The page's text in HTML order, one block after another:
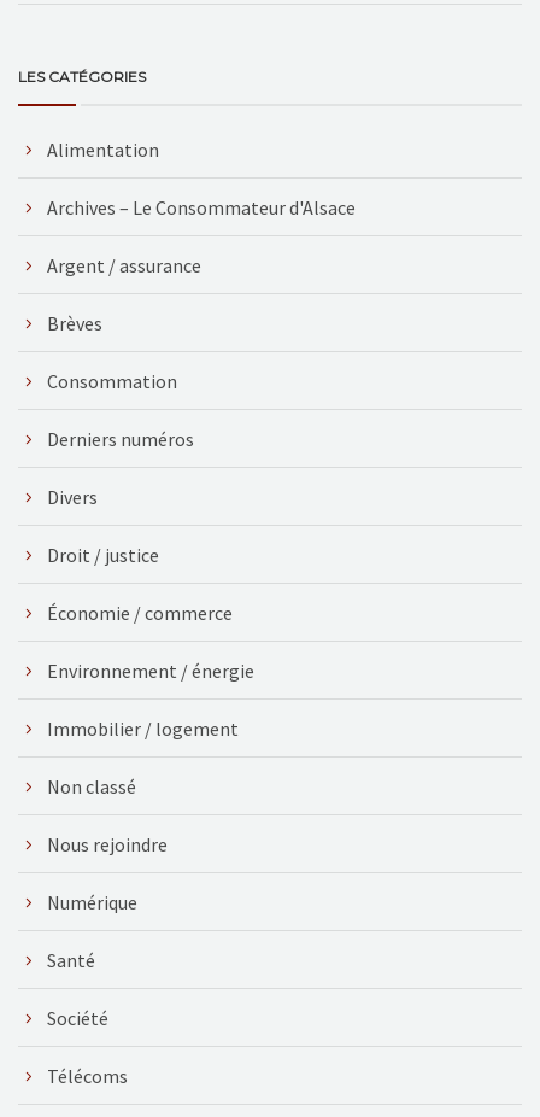
LES CATÉGORIES
Alimentation
Archives – Le Consommateur d'Alsace
Argent / assurance
Brèves
Consommation
Derniers numéros
Divers
Droit / justice
Économie / commerce
Environnement / énergie
Immobilier / logement
Non classé
Nous rejoindre
Numérique
Santé
Société
Télécoms